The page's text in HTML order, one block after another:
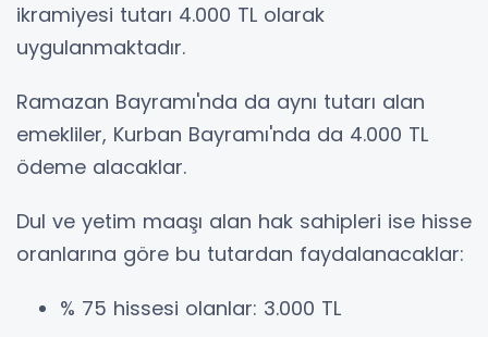
ikramiyesi tutarı 4.000 TL olarak
uygulanmaktadır.
Ramazan Bayramı'nda da aynı tutarı alan
emekliler, Kurban Bayramı'nda da 4.000 TL
ödeme alacaklar.
Dul ve yetim maaşı alan hak sahipleri ise hisse
oranlarına göre bu tutardan faydalanacaklar:
% 75 hissesi olanlar: 3.000 TL